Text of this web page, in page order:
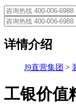
详情介绍
J9直营集团 >
工银价值